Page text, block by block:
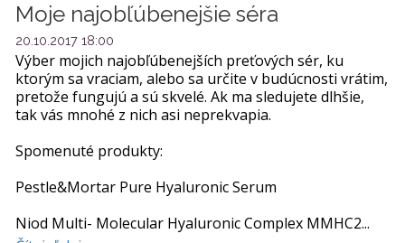
Moje najobľúbenejšie séra
20.10.2017 18:00
Výber mojich najobľúbenejších preťových sér, ku
ktorým sa vraciam, alebo sa určite v budúcnosti vrátim,
pretože fungujú a sú skvelé. Ak ma sledujete dlhšie,
tak vás mnohé z nich asi neprekvapia.
Spomenuté produkty:
Pestle&Mortar Pure Hyaluronic Serum
Niod Multi- Molecular Hyaluronic Complex MMHC2...